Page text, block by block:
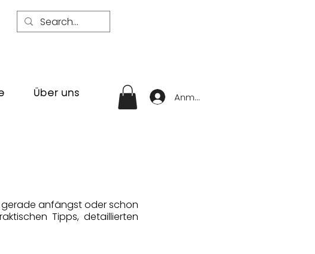
Über uns Anmelden
gerade anfängst oder schon
Tipps, detaillierten